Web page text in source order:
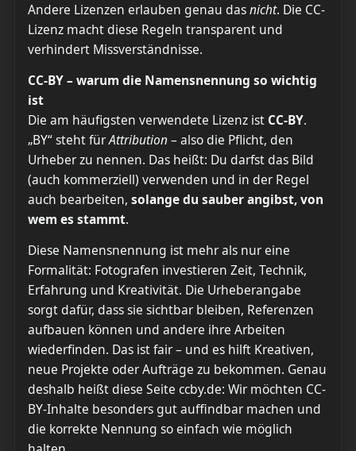
Andere Lizenzen erlauben genau dasnicht. Die CC-
Lizenz macht diese Regeln transparent und
verhindert Missverständnisse.
CC-BY – warum die Namensnennung so wichtig
ist
Die am häufigsten verwendete Lizenz ist CC-BY.
„BY“ steht fürAttribution– also die Pflicht, den
Urheber zu nennen. Das heißt: Du darfst das Bild
(auch kommerziell) verwenden und in der Regel
auch bearbeiten, solange du sauber angibst, von
wem es stammt.
Diese Namensnennung ist mehr als nur eine
Formalität: Fotografen investieren Zeit, Technik,
Erfahrung und Kreativität. Die Urheberangabe
sorgt dafür, dass sie sichtbar bleiben, Referenzen
aufbauen können und andere ihre Arbeiten
wiederfinden. Das ist fair – und es hilft Kreativen,
neue Projekte oder Aufträge zu bekommen. Genau
deshalb heißt diese Seite ccby.de: Wir möchten CC-
BY-Inhalte besonders gut auffindbar machen und
die korrekte Nennung so einfach wie möglich